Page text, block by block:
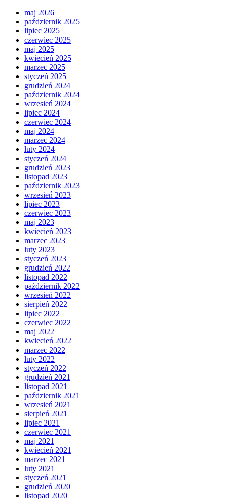
maj 2026
październik 2025
lipiec 2025
czerwiec 2025
maj 2025
kwiecień 2025
marzec 2025
styczeń 2025
grudzień 2024
październik 2024
wrzesień 2024
lipiec 2024
czerwiec 2024
maj 2024
marzec 2024
luty 2024
styczeń 2024
grudzień 2023
listopad 2023
październik 2023
wrzesień 2023
lipiec 2023
czerwiec 2023
maj 2023
kwiecień 2023
marzec 2023
luty 2023
styczeń 2023
grudzień 2022
listopad 2022
październik 2022
wrzesień 2022
sierpień 2022
lipiec 2022
czerwiec 2022
maj 2022
kwiecień 2022
marzec 2022
luty 2022
styczeń 2022
grudzień 2021
listopad 2021
październik 2021
wrzesień 2021
sierpień 2021
lipiec 2021
czerwiec 2021
maj 2021
kwiecień 2021
marzec 2021
luty 2021
styczeń 2021
grudzień 2020
listopad 2020